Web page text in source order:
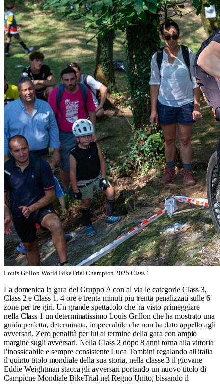
Louis Grillon World BikeTrial Champion 2025 Class 1
La domenica la gara del Gruppo A con al via le categorie Class 3,
Class 2 e Class 1. 4 ore e trenta minuti più trenta penalizzati sulle 6
zone per tre giri. Un grande spettacolo che ha visto primeggiare
nella Class 1 un determinatissimo Louis Grillon che ha mostrato una
guida perfetta, determinata, impeccabile che non ha dato appello agli
avversari. Zero penalità per lui al termine della gara con ampio
margine sugli avversari. Nella Class 2 dopo 8 anni torna alla vittoria
l'inossidabile e sempre consistente Luca Tombini regalando all'italia
il quinto titolo mondiale della sua storia, nella classe 3 il giovane
Eddie Weightman stacca gli avversari portando un nuovo titolo di
Campione Mondiale BikeTrial nel Regno Unito, bissando il